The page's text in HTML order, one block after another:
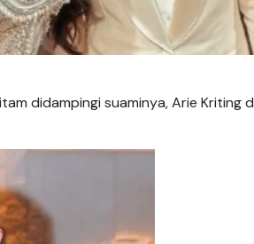
didampingi suaminya, Arie Kriting